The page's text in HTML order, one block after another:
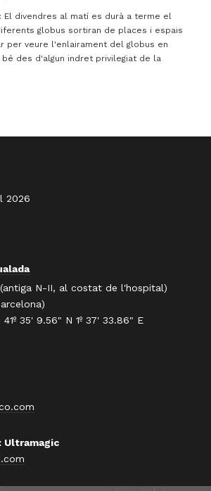
El divendres al matí es durà a terme el
globus sortiran de places i espais
per veure l'enlairament del globus en
des d'algun indret privilegiat de la
2026
N-II, al costat de l'hospital)
35' 9.56" N 1º 37' 33.86" E
Ultramagic